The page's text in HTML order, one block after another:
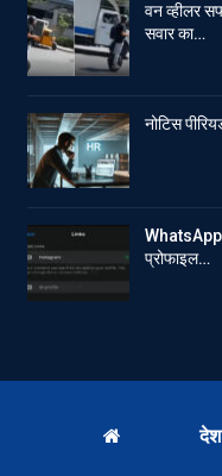
वन व्हीलर
सवार का…
नोटिस
WhatsApp
प्रोफाइल…